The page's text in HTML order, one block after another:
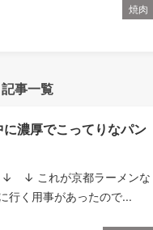
焼肉
事一覧
に濃厚でこってりなパン
↓ ↓ これが京都ラーメンな
行く用事があったので...